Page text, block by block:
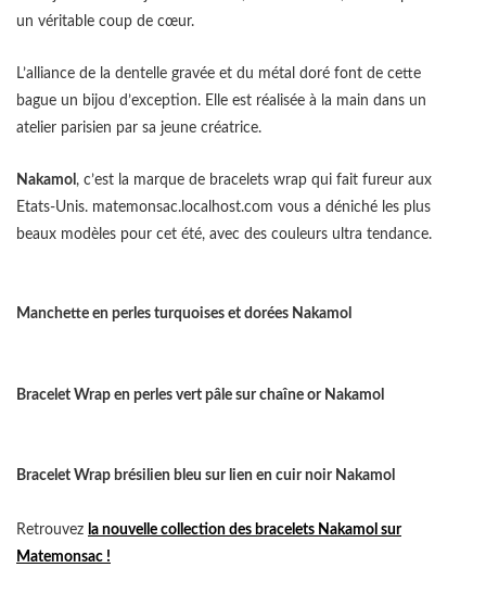
un véritable coup de cœur.
L’alliance de la dentelle gravée et du métal doré font de cette
bague un bijou d’exception. Elle est réalisée à la main dans un
atelier parisien par sa jeune créatrice.
Nakamol , c’est la marque de bracelets wrap qui fait fureur aux
Etats-Unis. matemonsac.localhost.com vous a déniché les plus
beaux modèles pour cet été, avec des couleurs ultra tendance.
Manchette en perles turquoises et dorées Nakamol
Bracelet Wrap en perles vert pâle sur chaîne or Nakamol
Bracelet Wrap brésilien bleu sur lien en cuir noir Nakamol
Retrouvez la nouvelle collection des bracelets Nakamol sur
Matemonsac !